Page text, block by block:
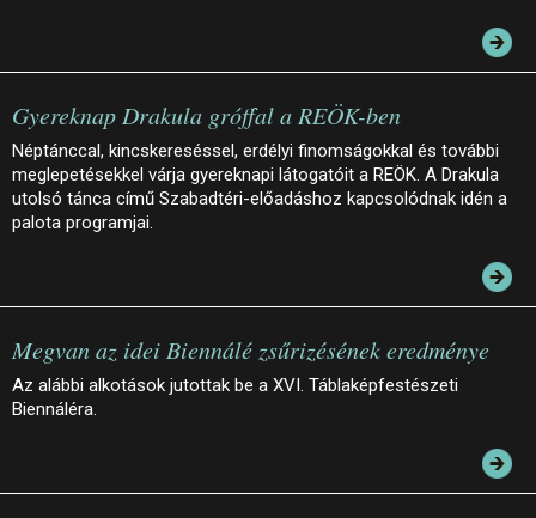
Gyereknap Drakula gróffal a REÖK-ben
Néptánccal, kincskereséssel, erdélyi finomságokkal és további
meglepetésekkel várja gyereknapi látogatóit a REÖK. A Drakula
utolsó tánca című Szabadtéri-előadáshoz kapcsolódnak idén a
palota programjai.
Megvan az idei Biennálé zsűrizésének eredménye
Az alábbi alkotások jutottak be a XVI. Táblaképfestészeti
Biennáléra.